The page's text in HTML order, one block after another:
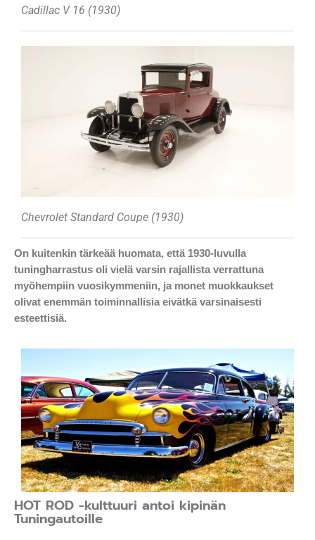
Cadillac V 16 (1930)
Chevrolet Standard Coupe (1930)
On kuitenkin tärkeää huomata, että 1930-luvulla
tuningharrastus oli vielä varsin rajallista verrattuna
myöhempiin vuosikymmeniin, ja monet muokkaukset
olivat enemmän toiminnallisia eivätkä varsinaisesti
esteettisiä.
HOT ROD -kulttuuri antoi kipinän
Tuningautoille